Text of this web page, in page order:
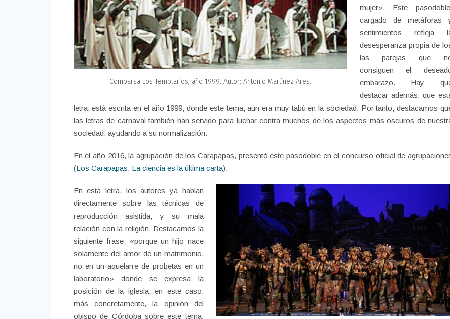
Comparsa Los Templarios, año 1999. Autor: Antonio Martínez Ares.
mujer». Este
cargado de metáforas
sentimientos refleja
desesperanza propia de
las parejas que
consiguen el
embarazo. Hay
destacar además, que
letra, está escrita en el año 1999, donde este tema, aún era muy tabú en la sociedad. Por tanto, destacamos
las letras de carnaval también han servido para luchar contra muchos de los aspectos más oscuros de
sociedad, ayudando a su normalización.
En el año 2016, la agrupación de los Carapapas, presentó este pasodoble en el concurso oficial de
(Los Carapapas: La ciencia es la última carta).
En esta letra, los autores ya hablan
directamente sobre las técnicas de
reproducción asistida, y su mala
relación con la religión. Destacamos la
siguiente frase: «porque un hijo nace
solamente del amor de un matrimonio,
no en un aquelarre de probetas en un
laboratorio» donde se expresa la
posición de la iglesia, en este caso,
más concretamente, la opinión del
obispo de Córdoba sobre este tema.